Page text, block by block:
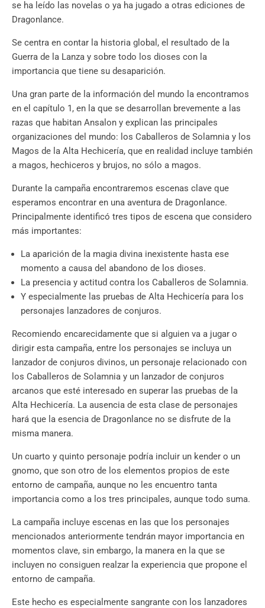
se ha leído las novelas o ya ha jugado a otras ediciones de
Dragonlance.
Se centra en contar la historia global, el resultado de la
Guerra de la Lanza y sobre todo los dioses con la
importancia que tiene su desaparición.
Una gran parte de la información del mundo la encontramos
en el capítulo 1, en la que se desarrollan brevemente a las
razas que habitan Ansalon y explican las principales
organizaciones del mundo: los Caballeros de Solamnia y los
Magos de la Alta Hechicería, que en realidad incluye también
a magos, hechiceros y brujos, no sólo a magos.
Durante la campaña encontraremos escenas clave que
esperamos encontrar en una aventura de Dragonlance.
Principalmente identificó tres tipos de escena que considero
más importantes:
La aparición de la magia divina inexistente hasta ese
momento a causa del abandono de los dioses.
La presencia y actitud contra los Caballeros de Solamnia.
Y especialmente las pruebas de Alta Hechicería para los
personajes lanzadores de conjuros.
Recomiendo encarecidamente que si alguien va a jugar o
dirigir esta campaña, entre los personajes se incluya un
lanzador de conjuros divinos, un personaje relacionado con
los Caballeros de Solamnia y un lanzador de conjuros
arcanos que esté interesado en superar las pruebas de la
Alta Hechicería. La ausencia de esta clase de personajes
hará que la esencia de Dragonlance no se disfrute de la
misma manera.
Un cuarto y quinto personaje podría incluir un kender o un
gnomo, que son otro de los elementos propios de este
entorno de campaña, aunque no les encuentro tanta
importancia como a los tres principales, aunque todo suma.
La campaña incluye escenas en las que los personajes
mencionados anteriormente tendrán mayor importancia en
momentos clave, sin embargo, la manera en la que se
incluyen no consiguen realzar la experiencia que propone el
entorno de campaña.
Este hecho es especialmente sangrante con los lanzadores